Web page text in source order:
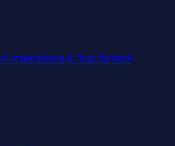
menziona il tuo brand.